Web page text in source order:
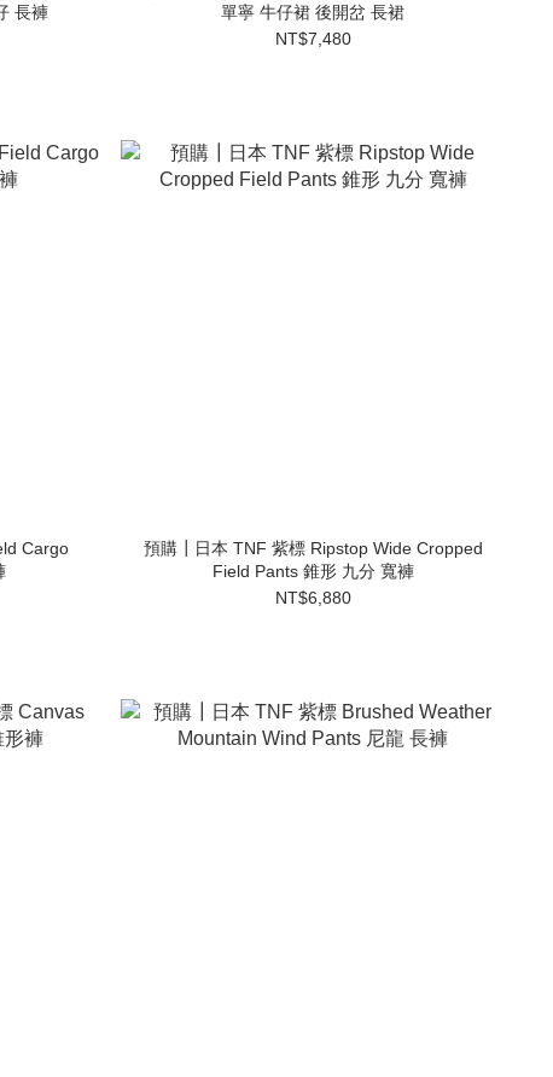
長褲
單寧 牛仔裙 後開岔 長裙
NT$7,480
Cargo
預購┃日本 TNF 紫標 Ripstop Wide Cropped
Field Pants 錐形 九分 寬褲
NT$6,880